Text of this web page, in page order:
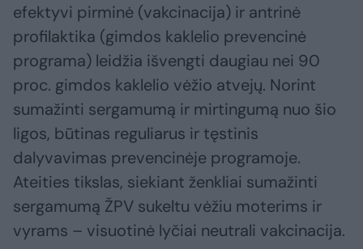
efektyvi pirminė (vakcinacija) ir antrinė
profilaktika (gimdos kaklelio prevencinė
programa) leidžia išvengti daugiau nei 90
proc. gimdos kaklelio vėžio atvejų. Norint
sumažinti sergamumą ir mirtingumą nuo šio
ligos, būtinas reguliarus ir tęstinis
dalyvavimas prevencinėje programoje.
Ateities tikslas, siekiant ženkliai sumažinti
sergamumą ŽPV sukeltu vėžiu moterims ir
vyrams – visuotinė lyčiai neutrali vakcinacija.